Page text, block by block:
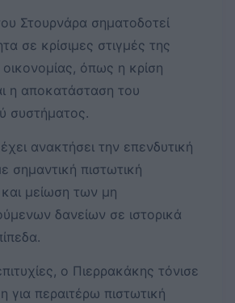
Στουρνάρα σηματοδοτεί
σε κρίσιμες στιγμές της
οικονομίας, όπως η κρίση
η αποκατάσταση του
συστήματος.
ανακτήσει την επενδυτική
σημαντική πιστωτική
μείωση των μη
δανείων σε ιστορικά
ο Πιερρακάκης τόνισε
για περαιτέρω πιστωτική